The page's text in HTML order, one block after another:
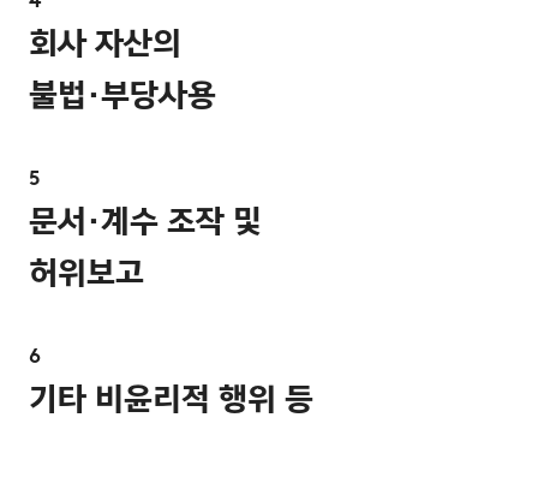
회사 자산의
불법·부당사용
문서·계수 조작 및
허위보고
기타 비윤리적 행위 등